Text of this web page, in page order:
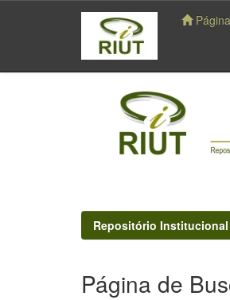
navigation
Repositório Institucional
Página de